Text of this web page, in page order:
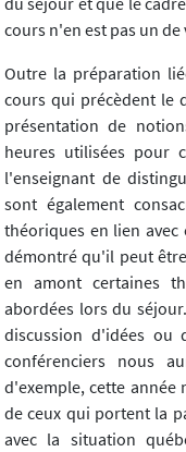
cours n'en est pas un de
Outre la préparation
cours qui précèdent le
présentation de
heures utilisées pour
l'enseignant de
sont également
théoriques en lien avec
démontré qu'il peut
en amont certaines
abordées lors du
discussion d'idées ou
conférenciers nous
d'exemple, cette année
de ceux qui portent la
avec la situation